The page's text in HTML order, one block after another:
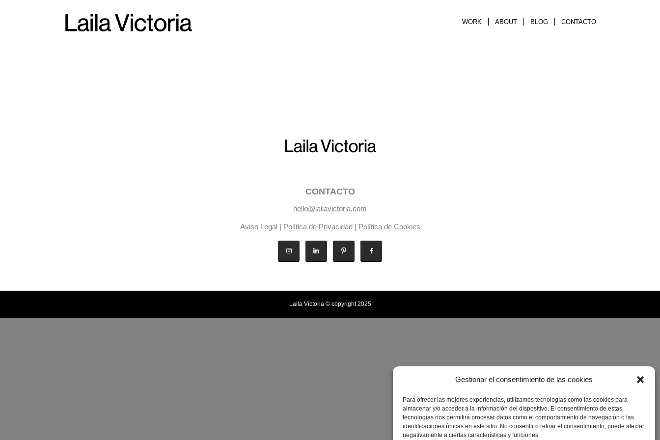
Gestionar el consentimiento de las cookies
Para ofrecer las mejores experiencias, utilizamos tecnologías como las cookies para
almacenar y/o acceder a la información del dispositivo. El consentimiento de estas
tecnologías nos permitirá procesar datos como el comportamiento de navegación o las
identificaciones únicas en este sitio. No consentir o retirar el consentimiento, puede afectar
negativamente a ciertas características y funciones.
WORK ABOUT BLOG CONTACTO
CONTACTO
hello@lailavictoria.com
Aviso Legal| Política de Privacidad| Política de Cookies
Laila Victoria © copyright 2025